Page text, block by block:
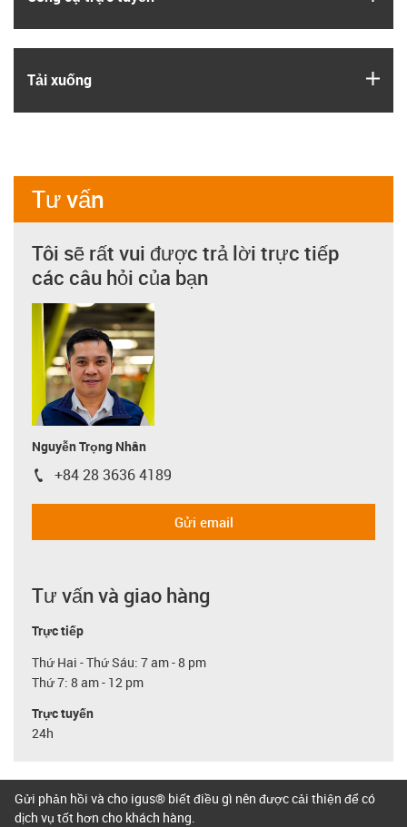
Tải xuống
Tư vấn
Tôi sẽ rất vui được trả lời trực tiếp
các câu hỏi của bạn
Nguyễn Trọng Nhân
igus-icon-phone
+84 28 3636 4189
Gửi email
Tư vấn và giao hàng
Trực tiếp
Thứ Hai - Thứ Sáu: 7 am - 8 pm
Thứ 7: 8 am - 12 pm
Trực tuyến
24h
Gửi phản hồi và cho igus® biết điều gì nên được cải thiện để có
dịch vụ tốt hơn cho khách hàng.